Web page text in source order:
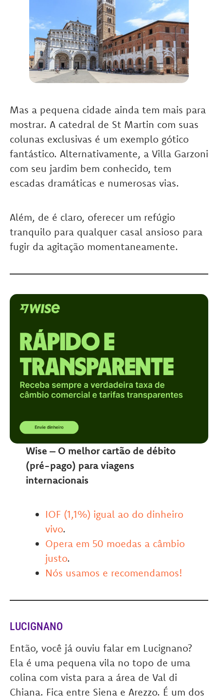
Mas a pequena cidade ainda tem mais para
mostrar. A catedral de St Martin com suas
colunas exclusivas é um exemplo gótico
fantástico. Alternativamente, a Villa Garzoni
com seu jardim bem conhecido, tem
escadas dramáticas e numerosas vias.
Além, de é claro, oferecer um refúgio
tranquilo para qualquer casal ansioso para
fugir da agitação momentaneamente.
Wise – O melhor cartão de débito
(pré-pago) para viagens
internacionais
IOF (1,1%) igual ao do dinheiro
vivo.
Opera em 50 moedas a câmbio
justo.
Nós usamos e recomendamos!
LUCIGNANO
Então, você já ouviu falar em Lucignano?
Ela é uma pequena vila no topo de uma
colina com vista para a área de Val di
Chiana. Fica entre Siena e Arezzo. É um dos